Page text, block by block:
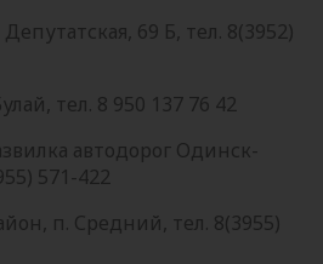
69 Б, тел. 8(3952)
тел. 8 950 137 76 42
автодорог Одинск-
571-422
п. Средний, тел. 8(3955)